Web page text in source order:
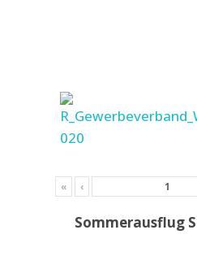
« ‹
Sommerausflug